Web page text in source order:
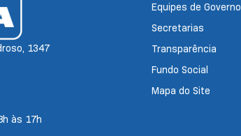
1347
às 17h
Equipes de Governo
Secretarias
Transparência
Fundo Social
Mapa do Site